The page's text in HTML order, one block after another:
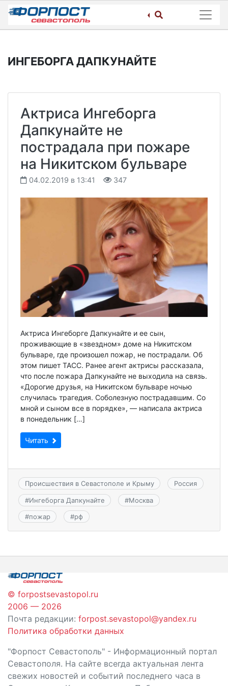
Skip
content
ИНГЕБОРГА ДАПКУНАЙТЕ
Актриса Ингеборга
Дапкунайте не
пострадала при пожаре
на Никитском бульваре
04.02.2019 в 13:41 347
Актриса Ингеборге Дапкунайте и ее сын,
проживающие в «звездном» доме на Никитском
бульваре, где произошел пожар, не пострадали. Об
этом пишет ТАСС. Ранее агент актрисы рассказала,
что после пожара Дапкунайте не выходила на связь.
«Дорогие друзья, на Никитском бульваре ночью
случилась трагедия. Соболезную пострадавшим. Со
мной и сыном все в порядке», — написала актриса
в понедельник […]
Читать
Происшествия в Севастополе и Крыму Россия
#Ингеборга Дапкунайте #Москва
#пожар #рф
© forpostsevastopol.ru
2006 — 2026
Почта редакции: forpost.sevastopol@yandex.ru
Политика обработки данных
"Форпост Севастополь" - Информационный портал
Севастополя. На сайте всегда актуальная лента
свежих новостей и событий последнего часа в